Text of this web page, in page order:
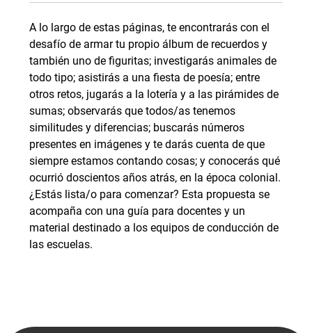
A lo largo de estas páginas, te encontrarás con el
desafío de armar tu propio álbum de recuerdos y
también uno de figuritas; investigarás animales de
todo tipo; asistirás a una fiesta de poesía; entre
otros retos, jugarás a la lotería y a las pirámides de
sumas; observarás que todos/as tenemos
similitudes y diferencias; buscarás números
presentes en imágenes y te darás cuenta de que
siempre estamos contando cosas; y conocerás qué
ocurrió doscientos años atrás, en la época colonial.
¿Estás lista/o para comenzar? Esta propuesta se
acompaña con una guía para docentes y un
material destinado a los equipos de conducción de
las escuelas.